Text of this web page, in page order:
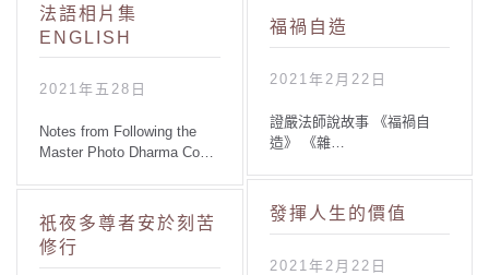
法語相片集
ENGLISH
2021年五28日
Notes from Following the
Master Photo Dharma Co…
祇夜多尊者安於刻苦
修行
福禍自造
2021年2月22日
證嚴法師說故事 《福禍自
造》 《雜…
發揮人生的價值
2021年2月22日